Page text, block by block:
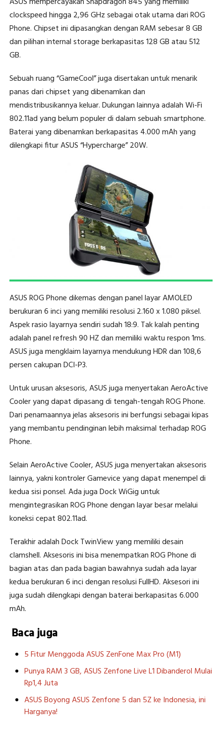
clockspeed hingga 2,96 GHz sebagai otak utama dari ROG
Phone. Chipset ini dipasangkan dengan RAM sebesar 8 GB
dan pilihan internal storage berkapasitas 128 GB atau 512
GB.
Sebuah ruang “GameCool” juga disertakan untuk menarik
panas dari chipset yang dibenamkan dan
mendistribusikannya keluar. Dukungan lainnya adalah Wi-Fi
802.11ad yang belum populer di dalam sebuah smartphone.
Baterai yang dibenamkan berkapasitas 4.000 mAh yang
dilengkapi fitur ASUS “Hypercharge” 20W.
ASUS ROG Phone dikemas dengan panel layar AMOLED
berukuran 6 inci yang memiliki resolusi 2.160 x 1.080 piksel.
Aspek rasio layarnya sendiri sudah 18:9. Tak kalah penting
adalah panel refresh 90 HZ dan memiliki waktu respon 1ms.
ASUS juga mengklaim layarnya mendukung HDR dan 108,6
persen cakupan DCI-P3.
Untuk urusan aksesoris, ASUS juga menyertakan AeroActive
Cooler yang dapat dipasang di tengah-tengah ROG Phone.
Dari penamaannya jelas aksesoris ini berfungsi sebagai kipas
yang membantu pendinginan lebih maksimal terhadap ROG
Phone.
Selain AeroActive Cooler, ASUS juga menyertakan aksesoris
lainnya, yakni kontroler Gamevice yang dapat menempel di
kedua sisi ponsel. Ada juga Dock WiGig untuk
mengintegrasikan ROG Phone dengan layar besar melalui
koneksi cepat 802.11ad.
Terakhir adalah Dock TwinView yang memiliki desain
clamshell. Aksesoris ini bisa menempatkan ROG Phone di
bagian atas dan pada bagian bawahnya sudah ada layar
kedua berukuran 6 inci dengan resolusi FullHD. Aksesori ini
juga sudah dilengkapi dengan baterai berkapasitas 6.000
mAh.
Baca juga
5 Fitur Menggoda ASUS ZenFone Max Pro (M1)
Punya RAM 3 GB, ASUS Zenfone Live L1 Dibanderol Mulai
Rp1,4 Juta
ASUS Boyong ASUS Zenfone 5 dan 5Z ke Indonesia, ini
Harganya!